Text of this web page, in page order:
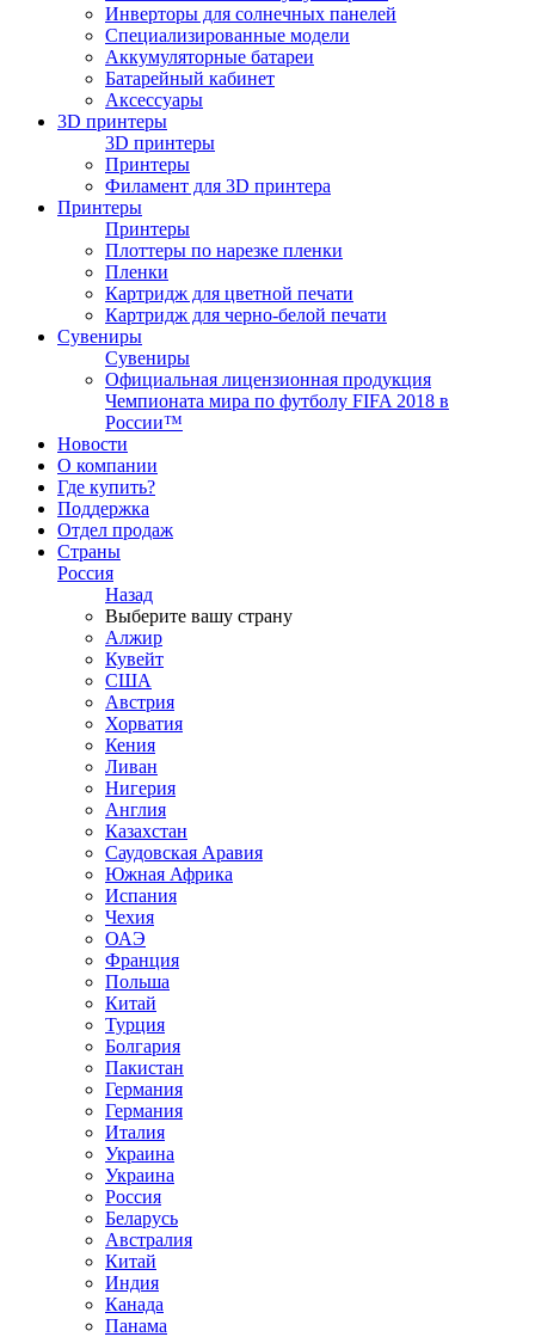
Инверторы для солнечных панелей
Специализированные модели
Аккумуляторные батареи
Батарейный кабинет
Аксессуары
3D принтеры
3D принтеры
Принтеры
Филамент для 3D принтера
Принтеры
Принтеры
Плоттеры по нарезке пленки
Пленки
Картридж для цветной печати
Картридж для черно-белой печати
Сувениры
Сувениры
Официальная лицензионная продукция
Чемпионата мира по футболу FIFA 2018 в
России™
Новости
О компании
Где купить?
Поддержка
Отдел продаж
Страны
Россия
Назад
Выберите вашу страну
Алжир
Кувейт
США
Австрия
Хорватия
Кения
Ливан
Нигерия
Англия
Казахстан
Саудовская Аравия
Южная Африка
Испания
Чехия
ОАЭ
Франция
Польша
Китай
Турция
Болгария
Пакистан
Германия
Германия
Италия
Украина
Украина
Россия
Беларусь
Австралия
Китай
Индия
Канада
Панама